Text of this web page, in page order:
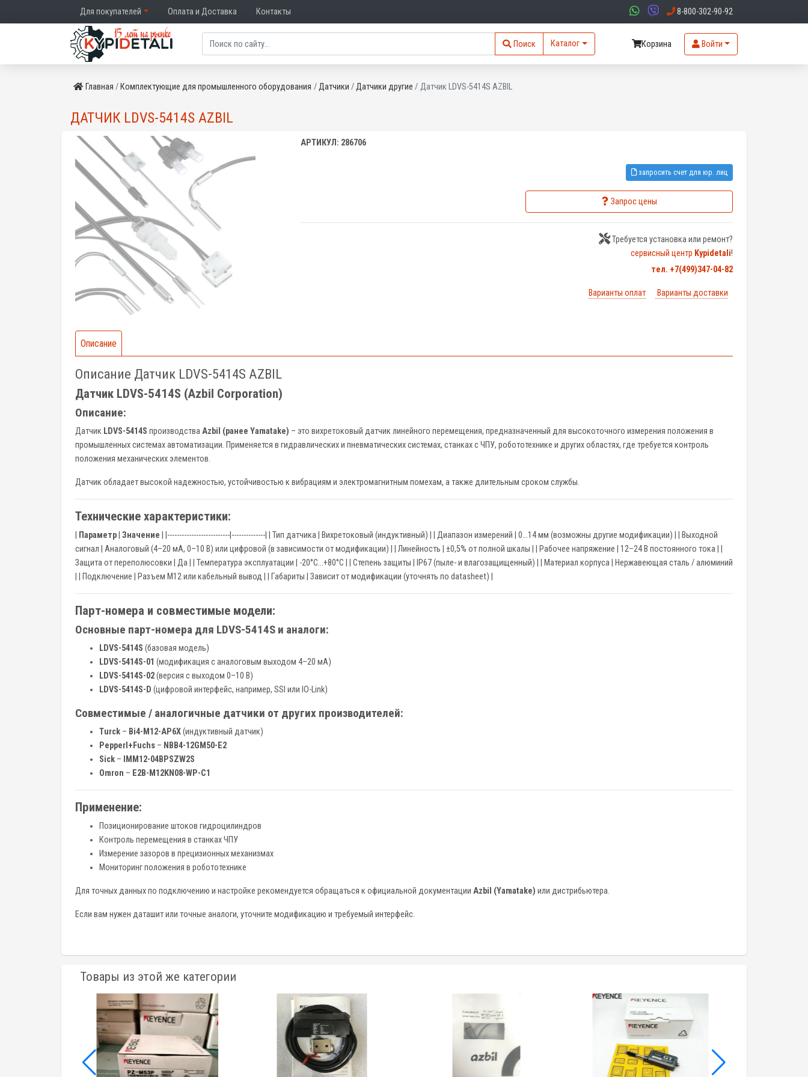
Для покупателей Оплата и Доставка Контакты 8-800-302-90-92
Поиск Каталог Корзина Войти
Главная Комплектующие для промышленного оборудования Датчики Датчики другие Датчик LDVS-5414S AZBIL
ДАТЧИК LDVS-5414S AZBIL
АРТИКУЛ: 286706
запросить счет для юр. лиц
Запрос цены
Требуется установка или ремонт?
сервисный центр Kypidetali!
тел. +7(499)347-04-82
Варианты оплат Варианты доставки
Описание
Описание Датчик LDVS-5414S AZBIL
Датчик LDVS-5414S (Azbil Corporation)
Описание:
Датчик LDVS-5414S производстваAzbil (ранее Yamatake) – это вихретоковый датчик линейного перемещения, предназначенный для высокоточного измерения положения в
промышленных системах автоматизации. Применяется в гидравлических и пневматических системах, станках с ЧПУ, робототехнике и других областях, где требуется контроль
положения механических элементов.
Датчик обладает высокой надежностью, устойчивостью к вибрациям и электромагнитным помехам, а также длительным сроком службы.
Технические характеристики:
Параметр Значение | |--------------------------|--------------| | Тип датчика | Вихретоковый (индуктивный) | | Диапазон измерений | 0...14 мм (возможны другие модификации) | | Выходной
сигнал | Аналоговый (4–20 мА, 0–10 В) или цифровой (в зависимости от модификации) | | Линейность | ±0,5% от полной шкалы | | Рабочее напряжение | 12–24 В постоянного тока | |
Защита от переполюсовки | Да | | Температура эксплуатации | -20°C...+80°C | | Степень защиты | IP67 (пыле- и влагозащищенный) | | Материал корпуса | Нержавеющая сталь / алюминий
| | Подключение | Разъем M12 или кабельный вывод | | Габариты | Зависит от модификации (уточнять по datasheet) |
Парт-номера и совместимые модели:
Основные парт-номера для LDVS-5414S и аналоги:
LDVS-5414S (базовая модель)
LDVS-5414S-01 (модификация с аналоговым выходом 4–20 мА)
LDVS-5414S-02(версия с выходом 0–10 В)
LDVS-5414S-D (цифровой интерфейс, например, SSI или IO-Link)
Совместимые / аналогичные датчики от других производителей:
Turck – Bi4-M12-AP6X(индуктивный датчик)
Pepperl+Fuchs – NBB4-12GM50-E2
Sick –
IMM12-04BPSZW2S
Omron – E2B-M12KN08-WP-C1
Применение:
Позиционирование штоков гидроцилиндров
Контроль перемещения в станках ЧПУ
Измерение зазоров в прецизионных механизмах
Мониторинг положения в робототехнике
Для точных данных по подключению и настройке рекомендуется обращаться к официальной документации Azbil (Yamatake) или дистрибьютера.
Если вам нужен даташит или точные аналоги, уточните модификацию и требуемый интерфейс.
Товары из этой же категории